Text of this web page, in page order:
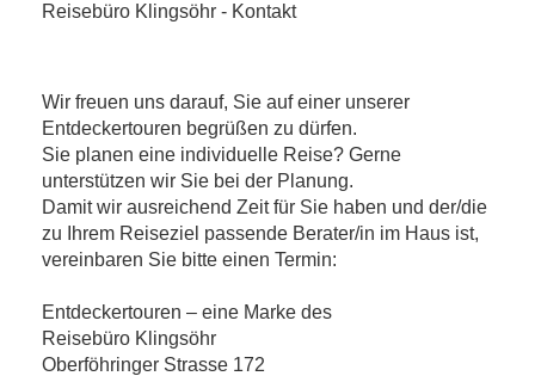
Reisebüro Klingsöhr - Kontakt
Wir freuen uns darauf, Sie auf einer unserer
Entdeckertouren begrüßen zu dürfen.
Sie planen eine individuelle Reise? Gerne
unterstützen wir Sie bei der Planung.
Damit wir ausreichend Zeit für Sie haben und der/die
zu Ihrem Reiseziel passende Berater/in im Haus ist,
vereinbaren Sie bitte einen Termin:
Entdeckertouren – eine Marke des
Reisebüro Klingsöhr
Oberföhringer Strasse 172